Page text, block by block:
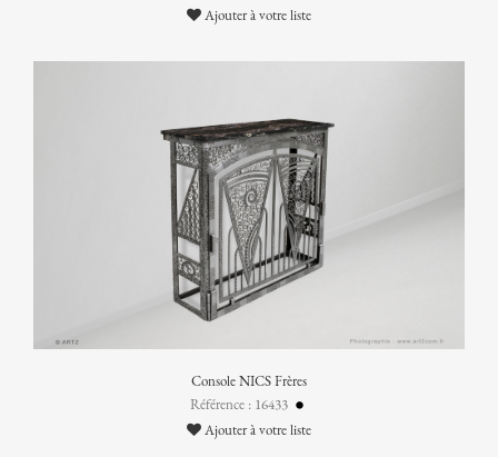
Ajouter à votre liste
Console NICS Frères
Référence : 16433
Ajouter à votre liste